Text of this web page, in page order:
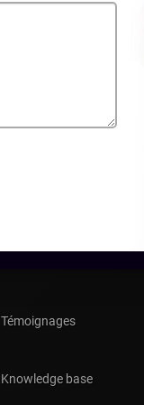
Témoignages
Knowledge base